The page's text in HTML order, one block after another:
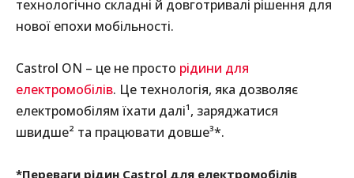
технологічно складні й довготривалі рішення для
нової епохи мобільності.
Castrol ON – це не просто рідини для
електромобілів. Це технологія, яка дозволяє
електромобілям їхати далі¹, заряджатися
швидше² та працювати довше³*.
*Переваги рідин Castrol для електромобілів